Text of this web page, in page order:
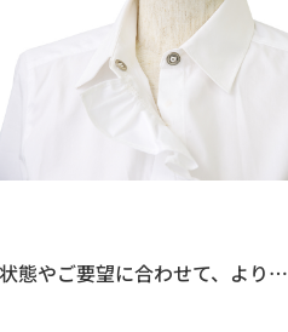
態やご要望に合わせて、より…